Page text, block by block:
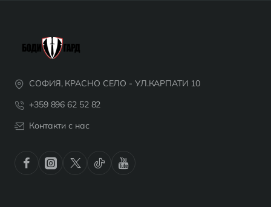
СОФИЯ, КРАСНО СЕЛО - УЛ.КАРПАТИ 10
+359 896 62 52 82
Контакти с нас